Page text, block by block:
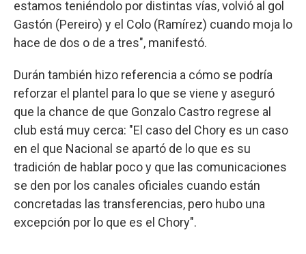
estamos teniéndolo por distintas vías, volvió al gol
Gastón (Pereiro) y el Colo (Ramírez) cuando moja lo
hace de dos o de a tres", manifestó.
Durán también hizo referencia a cómo se podría
reforzar el plantel para lo que se viene y aseguró
que la chance de que Gonzalo Castro regrese al
club está muy cerca: "El caso del Chory es un caso
en el que Nacional se apartó de lo que es su
tradición de hablar poco y que las comunicaciones
se den por los canales oficiales cuando están
concretadas las transferencias, pero hubo una
excepción por lo que es el Chory".